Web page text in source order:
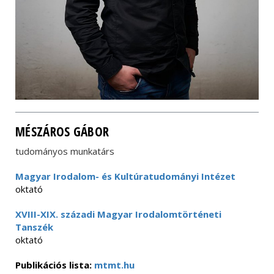
MÉSZÁROS GÁBOR
tudományos munkatárs
Magyar Irodalom- és Kultúratudományi Intézet
oktató
XVIII-XIX. századi Magyar Irodalomtörténeti
Tanszék
oktató
Publikációs lista: mtmt.hu